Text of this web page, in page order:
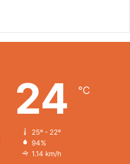
24 ℃
25º - 22º
94%
1.14 km/h